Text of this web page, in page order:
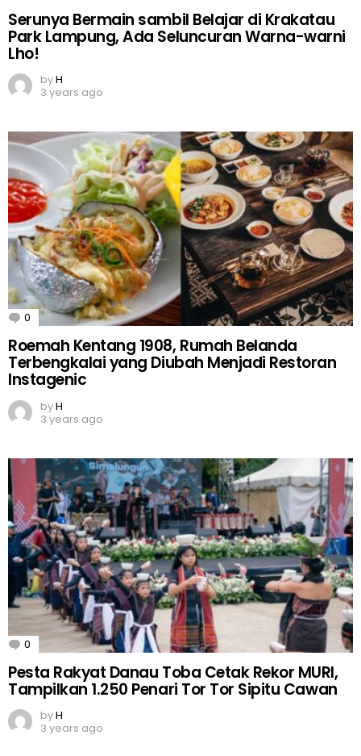
Serunya Bermain sambil Belajar di Krakatau
Park Lampung, Ada Seluncuran Warna-warni
Lho!
byH
3 years ago
0 Comments
Roemah Kentang 1908, Rumah Belanda
Terbengkalai yang Diubah Menjadi Restoran
Instagenic
byH
3 years ago
0 Comments
Pesta Rakyat Danau Toba Cetak Rekor MURI,
Tampilkan 1.250 Penari Tor Tor Sipitu Cawan
byH
3 years ago